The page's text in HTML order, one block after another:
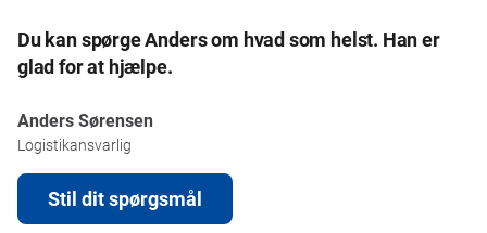
Du kan spørge Anders om hvad som helst. Han er
glad for at hjælpe.
Anders Sørensen
Logistikansvarlig
Stil dit spørgsmål